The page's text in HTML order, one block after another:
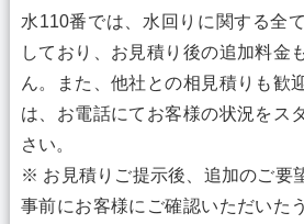
水110番では、水回りに関する全
しており、お見積り後の追加料金
ん。また、他社との相見積りも歓
は、お電話にてお客様の状況をス
さい。
※ お見積りご提示後、追加のご要
事前にお客様にご確認いただいた